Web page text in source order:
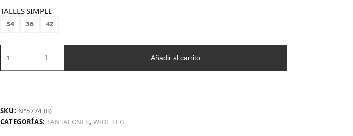
TALLES SIMPLE
34 36 42
Art.
961
|
Con
Tapa
cantidad
Añadir al carrito
SKU: N°5774 (B)
CATEGORÍAS: PANTALONES,WIDE LEG